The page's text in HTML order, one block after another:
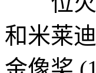
和米莱